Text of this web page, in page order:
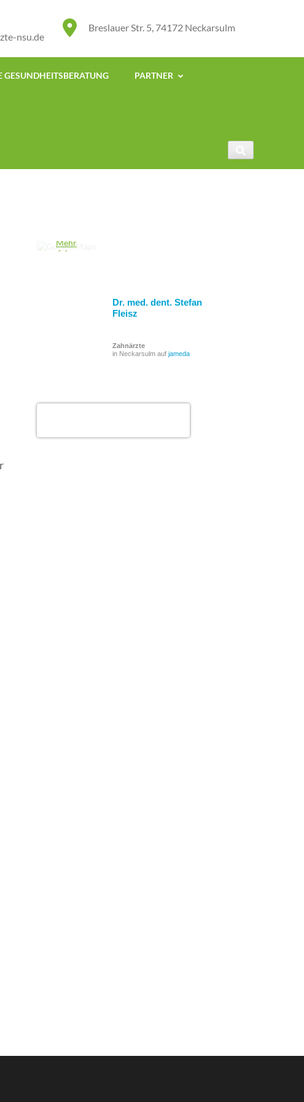
Breslauer Str. 5, 74172 Neckarsulm
nsu.de
GESUNDHEITSBERATUNG PARTNER
Laden der
Mehr
erfahren
Dr. med. dent. Stefan
Fleisz
Zahnärzte
in Neckarsulm auf jameda